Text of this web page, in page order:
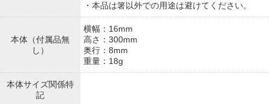
・本品は箸以外での用途は避けてください。
本体（付属品無
し）
横幅：16mm
高さ：300mm
奥行：8mm
重量：18g
本体サイズ関係特
記